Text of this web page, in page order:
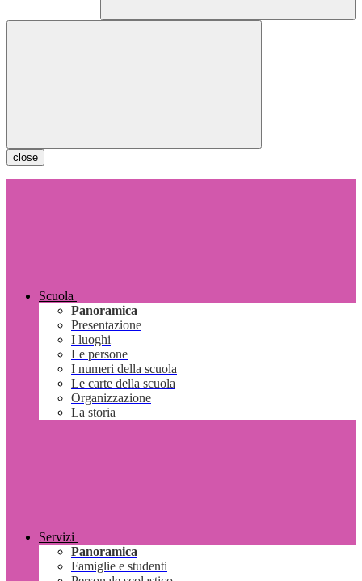
close
Scuola
Panoramica
Presentazione
I luoghi
Le persone
I numeri della scuola
Le carte della scuola
Organizzazione
La storia
Servizi
Panoramica
Famiglie e studenti